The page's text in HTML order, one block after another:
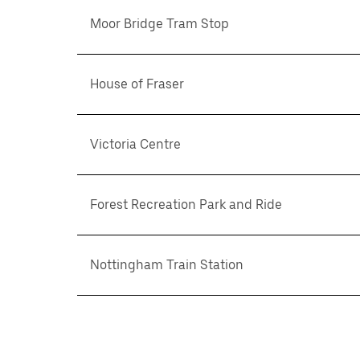
Moor Bridge Tram Stop
House of Fraser
Victoria Centre
Forest Recreation Park and Ride
Nottingham Train Station